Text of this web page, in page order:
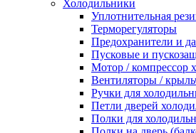
Холодильники
Уплотнительная
Терморегуляторы
Предохранители и
Пусковые и
Мотор / компрессор
Вентиляторы /
Ручки для
Петли дверей
Полки для